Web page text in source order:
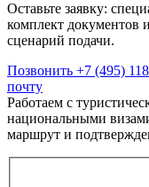
Оставьте заявку:
комплект документов
сценарий подачи.
Позвонить +7 (495)
почту
Работаем с
национальными
маршрут и